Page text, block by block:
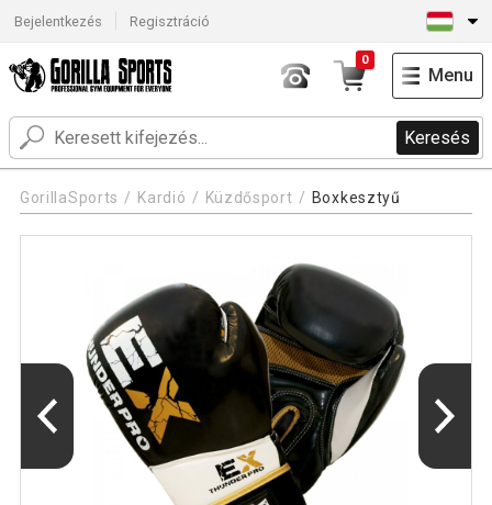
Bejelentkezés Regisztráció
Keresés
0
Menu
GorillaSports Kardió Küzdősport Boxkesztyű